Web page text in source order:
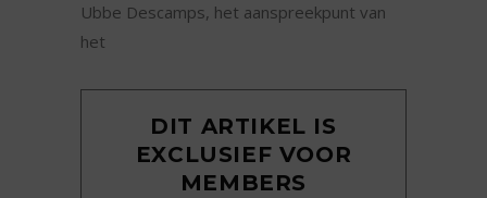
Ubbe Descamps, het aanspreekpunt van
het
DIT ARTIKEL IS
EXCLUSIEF VOOR
MEMBERS